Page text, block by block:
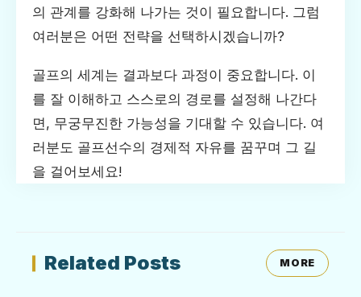
의 관계를 강화해 나가는 것이 필요합니다. 그럼
여러분은 어떤 전략을 선택하시겠습니까?
골프의 세계는 결과보다 과정이 중요합니다. 이
를 잘 이해하고 스스로의 경로를 설정해 나간다
면, 무궁무진한 가능성을 기대할 수 있습니다. 여
러분도 골프선수의 경제적 자유를 꿈꾸며 그 길
을 걸어보세요!
Related Posts MORE